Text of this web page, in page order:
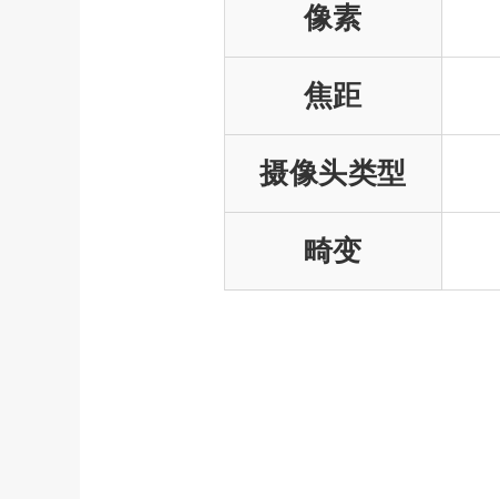
像素
焦距
摄像头类型
畸变